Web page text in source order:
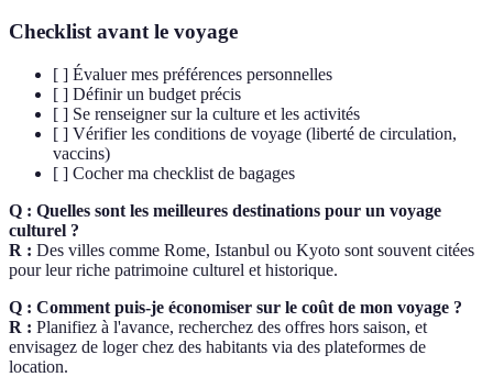
Checklist avant le voyage
[ ] Évaluer mes préférences personnelles
[ ] Définir un budget précis
[ ] Se renseigner sur la culture et les activités
[ ] Vérifier les conditions de voyage (liberté de circulation,
vaccins)
[ ] Cocher ma checklist de bagages
Q : Quelles sont les meilleures destinations pour un voyage
culturel ?
R : Des villes comme Rome, Istanbul ou Kyoto sont souvent citées
pour leur riche patrimoine culturel et historique.
Q : Comment puis-je économiser sur le coût de mon voyage ?
R : Planifiez à l'avance, recherchez des offres hors saison, et
envisagez de loger chez des habitants via des plateformes de
location.